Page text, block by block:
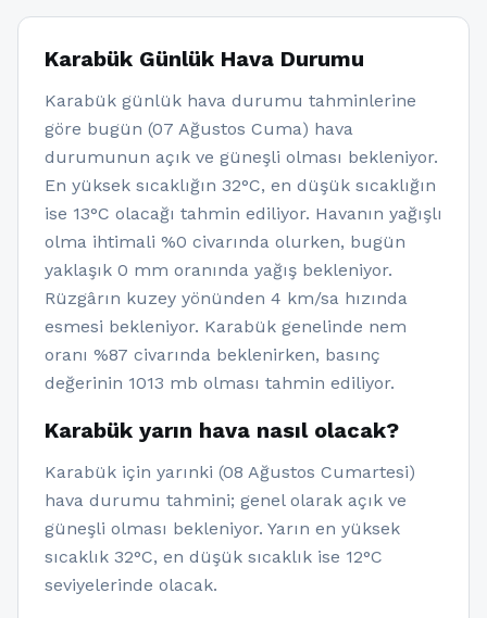
Karabük Günlük Hava Durumu
Karabük günlük hava durumu tahminlerine
göre bugün (07 Ağustos Cuma) hava
durumunun açık ve güneşli olması bekleniyor.
En yüksek sıcaklığın 32°C, en düşük sıcaklığın
ise 13°C olacağı tahmin ediliyor. Havanın yağışlı
olma ihtimali %0 civarında olurken, bugün
yaklaşık 0 mm oranında yağış bekleniyor.
Rüzgârın kuzey yönünden 4 km/sa hızında
esmesi bekleniyor. Karabük genelinde nem
oranı %87 civarında beklenirken, basınç
değerinin 1013 mb olması tahmin ediliyor.
Karabük yarın hava nasıl olacak?
Karabük için yarınki (08 Ağustos Cumartesi)
hava durumu tahmini; genel olarak açık ve
güneşli olması bekleniyor. Yarın en yüksek
sıcaklık 32°C, en düşük sıcaklık ise 12°C
seviyelerinde olacak.